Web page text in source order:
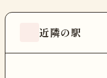
近隣の駅